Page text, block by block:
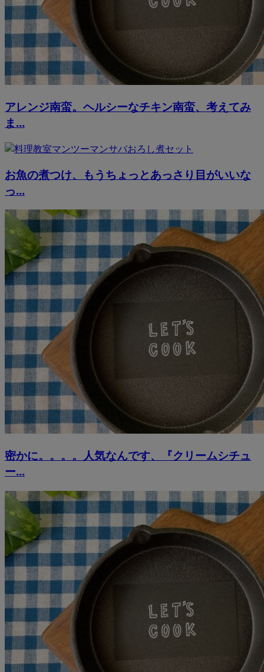
アレンジ南蛮。ヘルシーなチキン南蛮、考えてみ
ま...
お魚の煮つけ、もうちょっとあっさり目がいいな
っ...
密かに。。。。人気なんです、『クリームシチュ
ー...